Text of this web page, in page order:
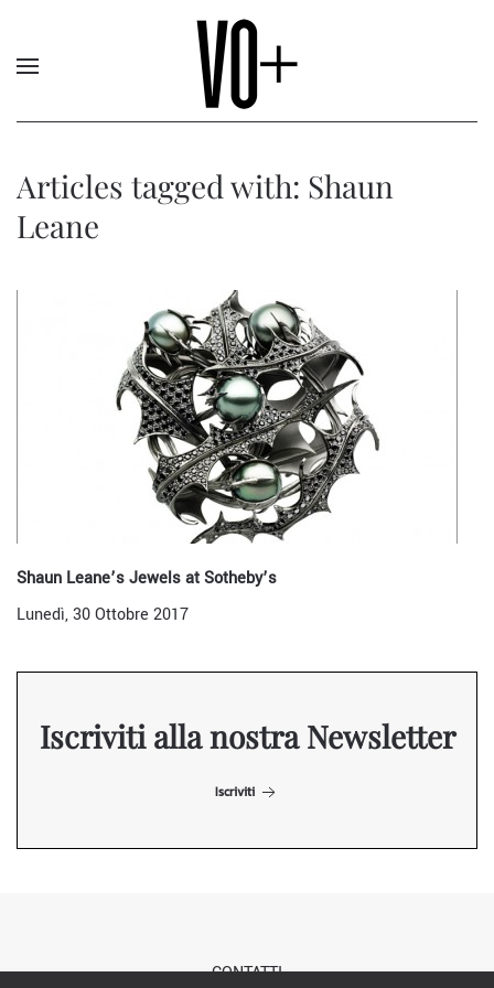
Articles tagged with: Shaun
Leane
Shaun Leane’s Jewels at Sotheby’s
Lunedì, 30 Ottobre 2017
Iscriviti alla nostra Newsletter
Iscriviti
CONTATTI